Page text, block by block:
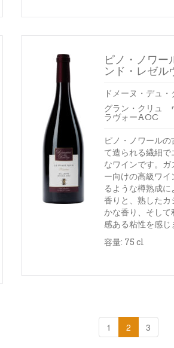
ピノ・ノワ
ンド・レゼル
ドメーヌ・デュ・
グラン・クリュ
ラヴォーAOC
ピノ・ノワールの
て造られる繊細で
なワインです。ガ
ー向けの高級ワイ
るような樽熟成に
香りと、熟したカ
かな香り、そして
感ある粘性を感じ
容量: 75 cl
1 2 3